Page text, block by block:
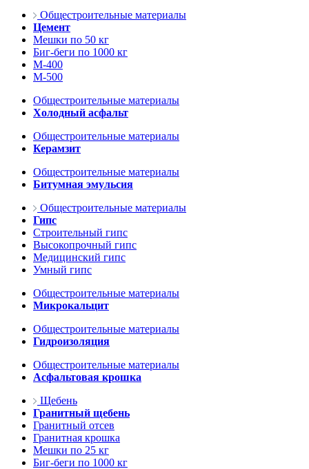
Общестроительные материалы
Цемент
Мешки по 50 кг
Биг-беги по 1000 кг
М-400
М-500
Общестроительные материалы
Холодный асфальт
Общестроительные материалы
Керамзит
Общестроительные материалы
Битумная эмульсия
Общестроительные материалы
Гипс
Строительный гипс
Высокопрочный гипс
Медицинский гипс
Умный гипс
Общестроительные материалы
Микрокальцит
Общестроительные материалы
Гидроизоляция
Общестроительные материалы
Асфальтовая крошка
Щебень
Гранитный щебень
Гранитный отсев
Гранитная крошка
Мешки по 25 кг
Биг-беги по 1000 кг